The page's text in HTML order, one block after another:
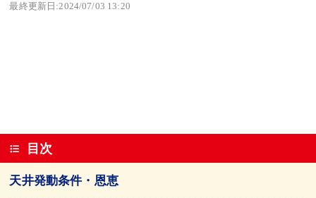
最終更新日:2024/07/03 13:20
目次
天井発動条件・恩恵